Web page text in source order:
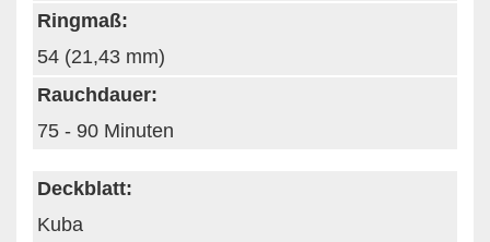
Ringmaß:
54 (21,43 mm)
Rauchdauer:
75 - 90 Minuten
Deckblatt:
Kuba